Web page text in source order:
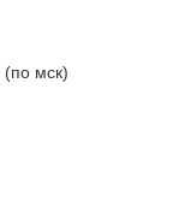
мск)